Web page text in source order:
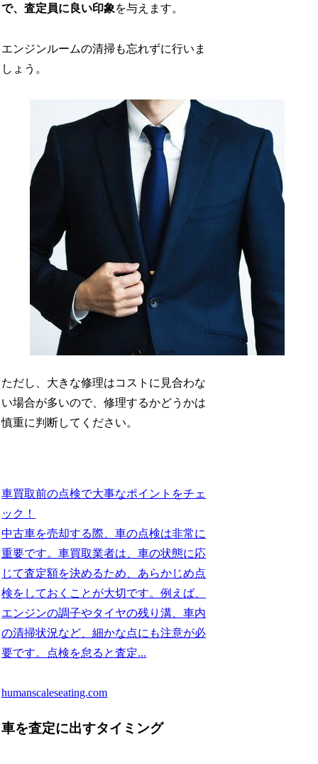
で、査定員に良い印象を与えます。
エンジンルームの清掃も忘れずに行いま
しょう。
ただし、大きな修理はコストに見合わな
い場合が多いので、修理するかどうかは
慎重に判断してください。
車買取前の点検で大事なポイントをチェ
ック！
中古車を売却する際、車の点検は非常に
重要です。車買取業者は、車の状態に応
じて査定額を決めるため、あらかじめ点
検をしておくことが大切です。例えば、
エンジンの調子やタイヤの残り溝、車内
の清掃状況など、細かな点にも注意が必
要です。点検を怠ると査定...
humanscaleseating.com
車を査定に出すタイミング